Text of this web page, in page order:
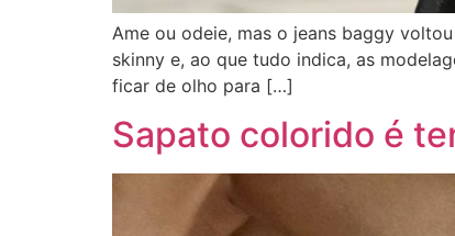
Ame ou odeie, mas o jeans baggy
skinny e, ao que tudo indica, as
ficar de olho para […]
Sapato colorido é